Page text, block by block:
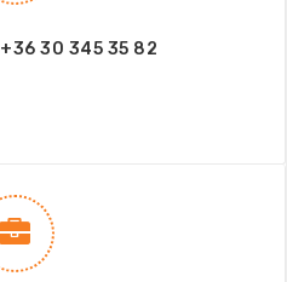
+36 30 345 35 82